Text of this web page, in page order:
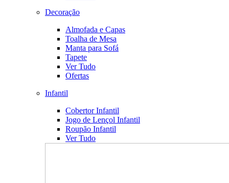
Decoração
Almofada e Capas
Toalha de Mesa
Manta para Sofá
Tapete
Ver Tudo
Ofertas
Infantil
Cobertor Infantil
Jogo de Lençol Infantil
Roupão Infantil
Ver Tudo